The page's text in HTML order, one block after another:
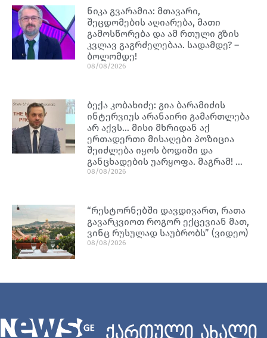
ნიკა გვარამია: მთავარი,
შეცდომების აღიარება, მათი
გამოსწორება და ამ რთული გზის
კვლავ გაგრძელებაა. სადამდე? –
ბოლომდე!
08/08/2026
ბექა კობახიძე: გია ბარამიძის
ინტერვიუს არანაირი გამართლება
არ აქვს… მისი მხრიდან აქ
ერთადერთი მისაღები პოზიცია
შეიძლება იყოს ბოდიში და
განცხადების უარყოფა. მაგრამ! …
08/08/2026
“რესტორნებში დავდივართ, რათა
გავარკვიოთ როგორ ექცევიან მათ,
ვინც რუსულად საუბრობს” (ვიდეო)
08/08/2026